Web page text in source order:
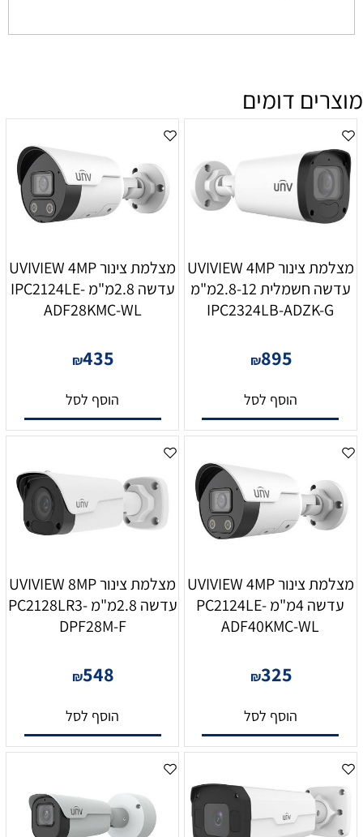
מוצרים דומים
מצלמת צינור UVIVIEW 4MP
עדשה חשמלית 2.8-12מ"מ
IPC2324LB-ADZK-G
₪895
הוסף לסל
מצלמת צינור UVIVIEW 4MP
עדשה 2.8מ"מ IPC2124LE-
ADF28KMC-WL
₪435
הוסף לסל
מצלמת צינור UVIVIEW 4MP
עדשה 4מ"מ PC2124LE-
ADF40KMC-WL
₪325
הוסף לסל
מצלמת צינור UVIVIEW 8MP
עדשה 2.8מ"מ PC2128LR3-
DPF28M-F
₪548
הוסף לסל